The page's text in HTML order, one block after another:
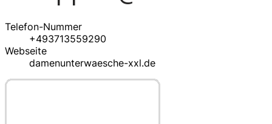
Telefon-Nummer
+493713559290
Webseite
damenunterwaesche-xxl.de